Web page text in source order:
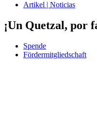
Artikel | Noticias
¡Un Quetzal, por
Spende
Fördermitgliedschaft